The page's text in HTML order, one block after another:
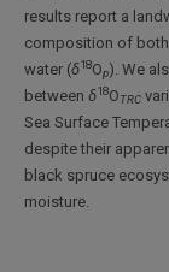
results report a
composition of
water (δ18Op). We
between δ18OTRC
Sea Surface
despite their
black spruce
moisture.